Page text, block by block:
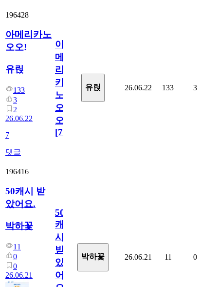
196428
아메리카노
오오!
유릱
133
3
2
26.06.22
7
댓글
아
메
리
카
노
오
오!
[7]
유릱 26.06.22 133 3
196416
50캐시 받
았어요.
박하꽃
11
0
0
26.06.21
50
캐
시
받
았
어
박하꽃 26.06.21 11 0